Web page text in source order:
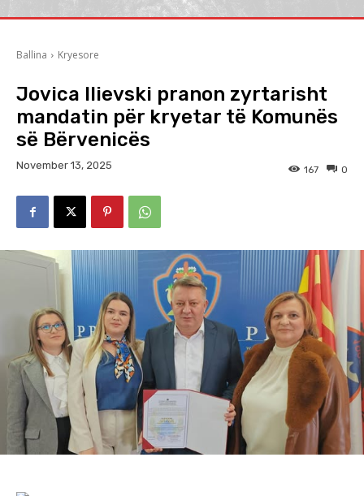
Ballina Kryesore
Jovica Ilievski pranon zyrtarisht
mandatin për kryetar të Komunës
së Bërvenicës
November 13, 2025 0
167